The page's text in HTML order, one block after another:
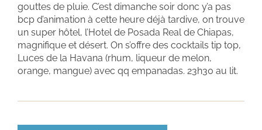
gouttes de pluie. C’est dimanche soir donc y’a pas
bcp d’animation à cette heure déjà tardive, on trouve
un super hôtel, l’Hotel de Posada Real de Chiapas,
magnifique et désert. On s’offre des cocktails tip top,
Luces de la Havana (rhum, liqueur de melon,
orange, mangue) avec qq empanadas. 23h30 au lit.